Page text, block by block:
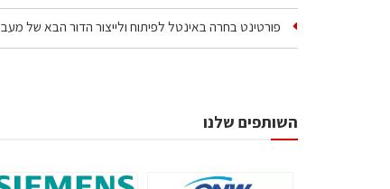
פורטינט בחרה באינטל לפיתוח ולייצור הדור הבא של מעבדי…
השותפים שלנו